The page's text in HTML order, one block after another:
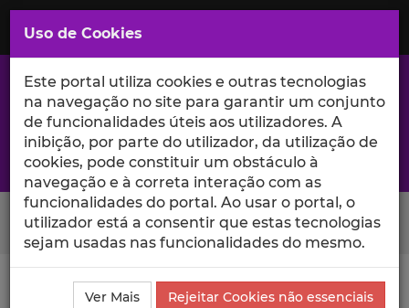
Saltar
para
Conteúdo
Principal
A excelência da investigação e ciência no Iscte
Search Button
Ciência_Iscte Publicações
Descrição Detalhada da
Uso de Cookies
Este portal utiliza cookies e outras tecnologias
na navegação no site para garantir um conjunto
de funcionalidades úteis aos utilizadores. A
inibição, por parte do utilizador, da utilização de
cookies, pode constituir um obstáculo à
navegação e à correta interação com as
funcionalidades do portal. Ao usar o portal, o
utilizador está a consentir que estas tecnologias
sejam usadas nas funcionalidades do mesmo.
Ver Mais
Rejeitar Cookies não essenciais